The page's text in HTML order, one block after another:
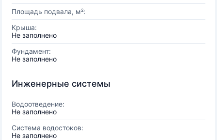
Площадь подвала, м²:
Крыша:
Не заполнено
Фундамент:
Не заполнено
Инженерные системы
Водоотведение:
Не заполнено
Система водостоков:
Не заполнено